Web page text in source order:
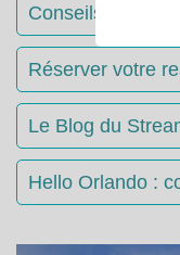
Conseils &
Réserver votre
Le Blog du
Hello Orlando :